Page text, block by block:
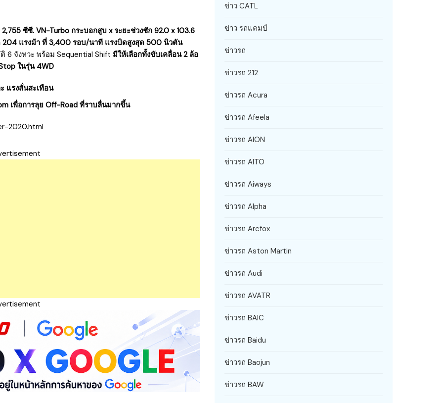
ซีซี. VN-Turbo กระบอกสูบ x ระยะช่วงชัก 92.0 x 103.6
204 แรงม้า ที่ 3,400 รอบ/นาที แรงบิดสูงสุด 500 นิวตัน
6 จังหวะ พร้อม Sequential Shift มีให้เลือกทั้งขับเคลื่อน 2 ล้อ
ในรุ่น 4WD
แรงสั่นสะเทือน
เพื่อการลุย Off-Road ที่ราบลื่นมากขึ้น
2020.html
ข่าว CATL
ข่าว รถแคมป์
ข่าวรถ
ข่าวรถ 212
ข่าวรถ Acura
ข่าวรถ Afeela
ข่าวรถ AION
ข่าวรถ AITO
ข่าวรถ Aiways
ข่าวรถ Alpha
ข่าวรถ Arcfox
ข่าวรถ Aston Martin
ข่าวรถ Audi
ข่าวรถ AVATR
ข่าวรถ BAIC
ข่าวรถ Baidu
ข่าวรถ Baojun
ข่าวรถ BAW